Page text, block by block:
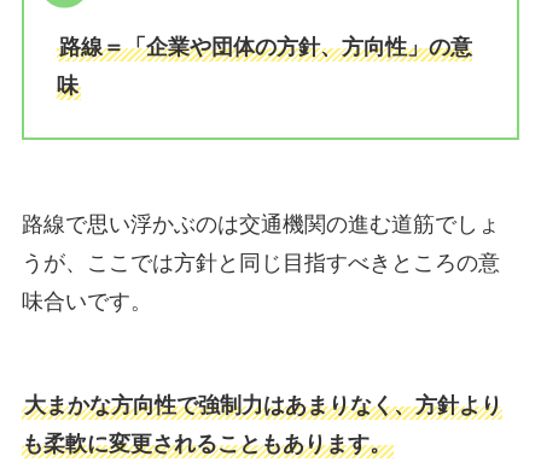
路線＝「企業や団体の方針、方向性」の意
味
路線で思い浮かぶのは交通機関の進む道筋でしょ
うが、ここでは方針と同じ目指すべきところの意
味合いです。
大まかな方向性で強制力はあまりなく、方針より
も柔軟に変更されることもあります。